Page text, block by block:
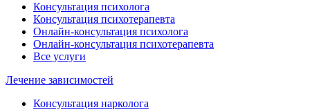
Консультация психолога
Консультация психотерапевта
Онлайн-консультация психолога
Онлайн-консультация психотерапевта
Все услуги
Лечение зависимостей
Консультация нарколога